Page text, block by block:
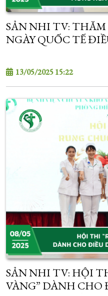
SẢN NHI TV:
NGÀY QUỐC TẾ
13/05/2025 15:22
SẢN NHI TV: HỘI
VÀNG” DÀNH